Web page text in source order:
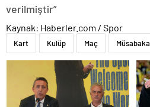
verilmiştir”
Kaynak: Haberler.com / Spor
Kart Kulüp Maç Müsabaka